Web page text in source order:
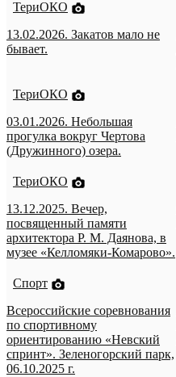
ТериОКО
13.02.2026. Закатов мало не
бывает.
ТериОКО
03.01.2026. Небольшая
прогулка вокруг Чертова
(Дружинного) озера.
ТериОКО
13.12.2025. Вечер,
посвященный памяти
архитектора Р. М. Даянова, в
музее «Келломяки-Комарово».
Спорт
Всероссийские соревнования
по спортивному
ориентированию «Невский
спринт». Зеленогорский парк,
06.10.2025 г.